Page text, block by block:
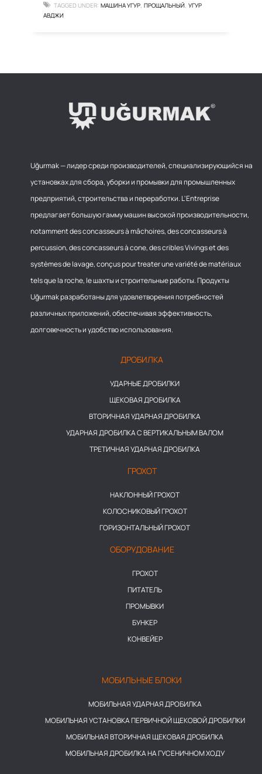
TAGGED UNDER: МАШИНА УГУР, ПРОЩАЛЬНЫЙ, УГУР
АВДЖИ
Uğurmak — лидер среди производителей, специализирующийся на
установках для сбора, уборки и промывки для промышленных
предприятий, строительства и переработки. L'Entreprise
предлагает большую гамму машин высокой производительности,
notamment des concasseurs à mâchoires, des concasseurs à
percussion, des concasseurs à cone, des cribles Vivings et des
systèmes de lavage, conçus pour treater une variété de matériaux
tels que la roche, le шахты и строительные работы. Продукты
Uğurmak разработаны для удовлетворения потребностей
различных приложений, обеспечивая эффективность,
долговечность и удобство использования.
ДРОБИЛКА
УДАРНЫЕ ДРОБИЛКИ
ЩЕКОВАЯ ДРОБИЛКА
ВТОРИЧНАЯ УДАРНАЯ ДРОБИЛКА
УДАРНАЯ ДРОБИЛКА С ВЕРТИКАЛЬНЫМ ВАЛОМ
ТРЕТИЧНАЯ УДАРНАЯ ДРОБИЛКА
ГРОХОТ
НАКЛОННЫЙ ГРОХОТ
КОЛОСНИКОВЫЙ ГРОХОТ
ГОРИЗОНТАЛЬНЫЙ ГРОХОТ
ОБОРУДОВАНИЕ
ГРОХОТ
ПИТАТЕЛЬ
ПРОМЫВКИ
БУНКЕР
КОНВЕЙЕР
МОБИЛЬНЫЕ БЛОКИ
МОБИЛЬНАЯ УДАРНАЯ ДРОБИЛКА
МОБИЛЬНАЯ УСТАНОВКА ПЕРВИЧНОЙ ЩЕКОВОЙ ДРОБИЛКИ
МОБИЛЬНАЯ ВТОРИЧНАЯ ЩЕКОВАЯ ДРОБИЛКА
МОБИЛЬНАЯ ДРОБИЛКА НА ГУСЕНИЧНОМ ХОДУ